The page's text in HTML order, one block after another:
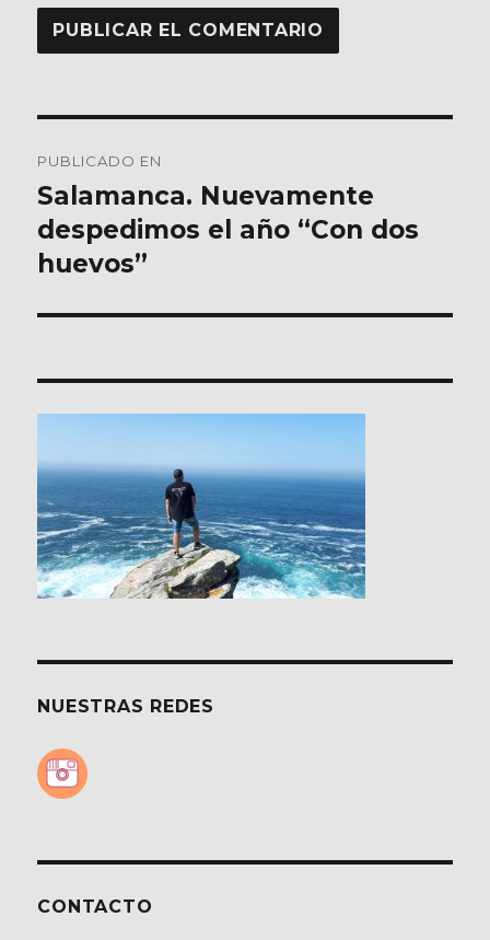
de
entradas
PUBLICADO EN
Salamanca. Nuevamente
despedimos el año “Con dos
huevos”
NUESTRAS REDES
CONTACTO